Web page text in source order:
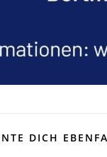
DICH